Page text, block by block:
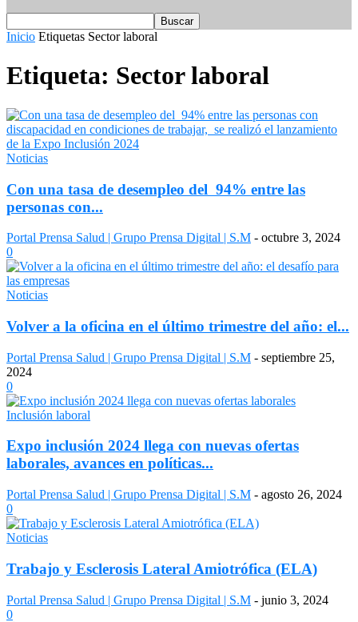
Inicio Etiquetas Sector laboral
Etiqueta: Sector laboral
Noticias
Con una tasa de desempleo del 94% entre las
personas con...
Portal Prensa Salud | Grupo Prensa Digital | S.M - octubre 3, 2024
0
Noticias
Volver a la oficina en el último trimestre del año: el...
Portal Prensa Salud | Grupo Prensa Digital | S.M - septiembre 25,
2024
0
Inclusión laboral
Expo inclusión 2024 llega con nuevas ofertas
laborales, avances en políticas...
Portal Prensa Salud | Grupo Prensa Digital | S.M - agosto 26, 2024
0
Noticias
Trabajo y Esclerosis Lateral Amiotrófica (ELA)
Portal Prensa Salud | Grupo Prensa Digital | S.M - junio 3, 2024
0